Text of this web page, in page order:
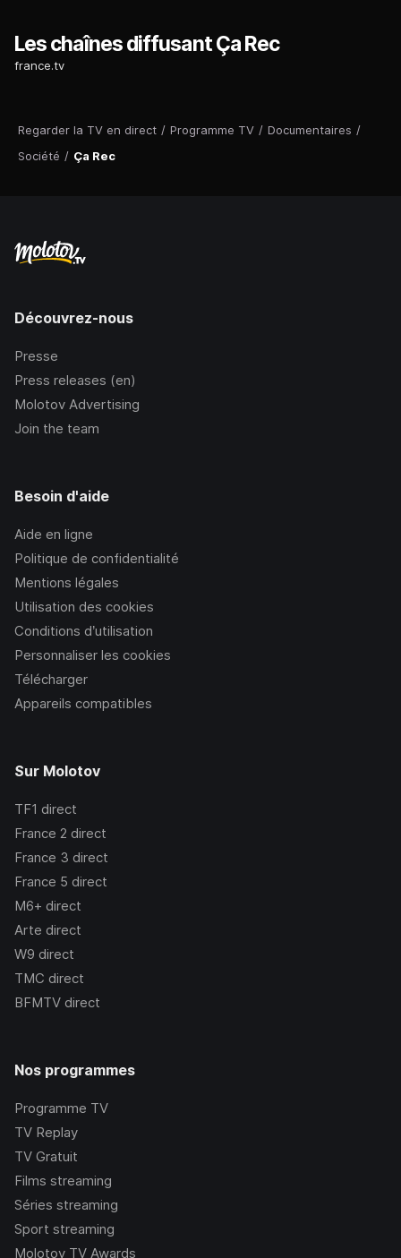
Regarder la TV en direct / Programme TV / Documentaires /
Société / Ça Rec
Les chaînes diffusant Ça Rec
france.tv
Découvrez-nous
Presse
Press releases (en)
Molotov Advertising
Join the team
Besoin d'aide
Aide en ligne
Politique de confidentialité
Mentions légales
Utilisation des cookies
Conditions d’utilisation
Personnaliser les cookies
Télécharger
Appareils compatibles
Sur Molotov
TF1 direct
France 2 direct
France 3 direct
France 5 direct
M6+ direct
Arte direct
W9 direct
TMC direct
BFMTV direct
Nos programmes
Programme TV
TV Replay
TV Gratuit
Films streaming
Séries streaming
Sport streaming
Molotov TV Awards